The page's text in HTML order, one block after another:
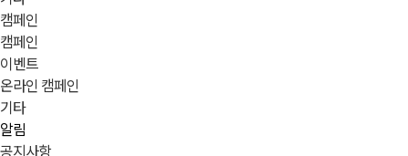
캠페인
캠페인
이벤트
온라인 캠페인
기타
알림
공지사항